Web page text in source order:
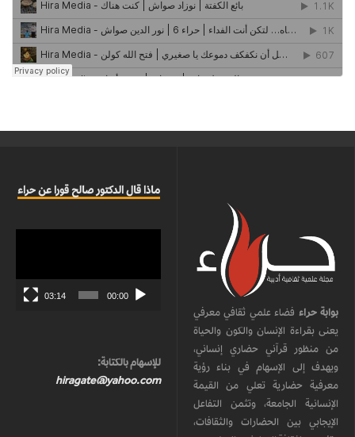
بوابة حراء فضاء علمي ثقافي معرفي
يعنى بقراءة الإنسان والكون والحياة
من منظور قرآني حضاري إنساني،
ويهدف إلى الإسهام في بناء رؤية
معرفية حضارية تعلي من القيمة
الإنسانية الجامعة، وتثمن التفاعل
الإيجابي بين الحضارات والثقافات،
ماذا قال الدكتور صالح قورا عن حراء
00:00
03:14
للإسهام بالكتابة:
hiragate@yahoo.com